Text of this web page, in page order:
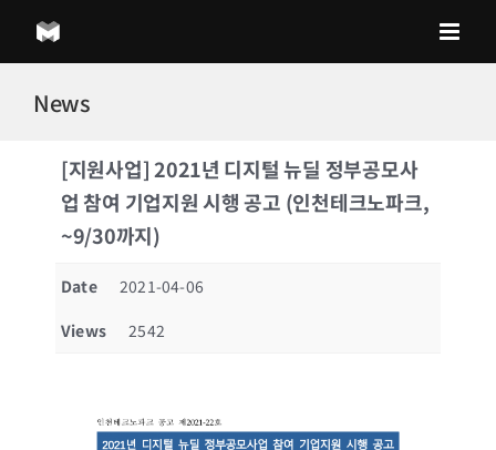
content
News
[지원사업] 2021년 디지털 뉴딜 정부공모사
업 참여 기업지원 시행 공고 (인천테크노파크,
~9/30까지)
Date
2021-04-06
Views
2542